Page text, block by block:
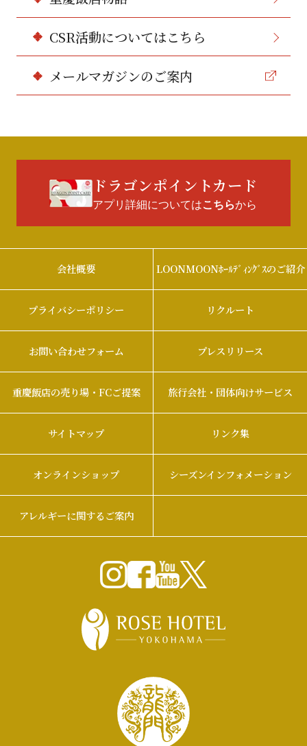
CSR活動についてはこちら
メールマガジンのご案内
ドラゴンポイントカード
アプリ詳細についてはこちらから
会社概要 LOONMOONﾎｰﾙﾃﾞｨﾝｸﾞｽのご紹介
プライバシーポリシー リクルート
お問い合わせフォーム プレスリリース
重慶飯店の売り場・FCご提案 旅行会社・団体向けサービス
サイトマップ リンク集
オンラインショップ シーズンインフォメーション
アレルギーに関するご案内